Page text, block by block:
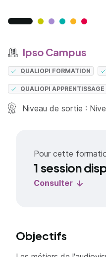
Ipso Campus
QUALIOPI FORMATION
QUALIOPI APPRENTISSAGE
Niveau de sortie :
Pour cette
1 session
Consulter
Objectifs